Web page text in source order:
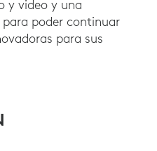
y video y una
poder continuar
para sus